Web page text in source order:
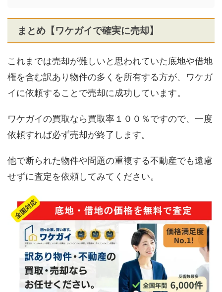
まとめ【ワケガイで確実に売却】
これまでは売却が難しいと思われていた底地や借地
権を含む訳あり物件の多くを所有する方が、ワケガ
イに依頼することで売却に成功しています。
ワケガイの買取なら買取率１００％ですので、一度
依頼すれば必ず売却が終了します。
他で断られた物件や問題の重複する不動産でも遠慮
せずに査定を依頼してみてください。